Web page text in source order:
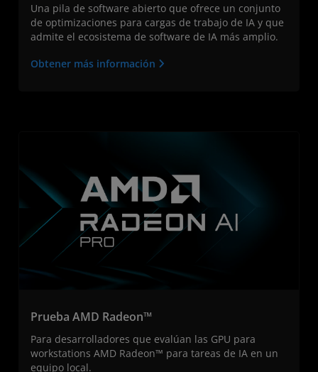
Una pila de software abierto que ofrece un conjunto
de optimizaciones para cargas de trabajo de IA y que
admite el ecosistema de software de IA más amplio.
Obtener más información
Prueba AMD Radeon™
Para desarrolladores que evalúan las GPU para
workstations AMD Radeon™ para tareas de IA en un
equipo local.